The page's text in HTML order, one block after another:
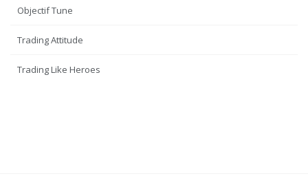
Objectif Tune
Trading Attitude
Trading Like Heroes